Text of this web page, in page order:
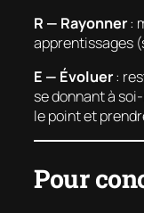
R — Rayonner:
apprentissages
E — Évoluer:
se donnant à
le point et
Pour